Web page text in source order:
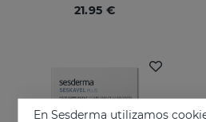
21.95 €
En Sesderma utilizamos